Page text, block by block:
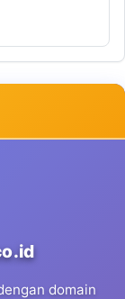
domain